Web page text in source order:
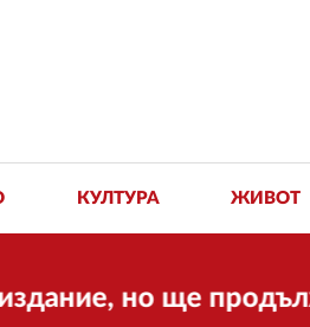
КУЛТУРА ЖИВОТ
ще продължи